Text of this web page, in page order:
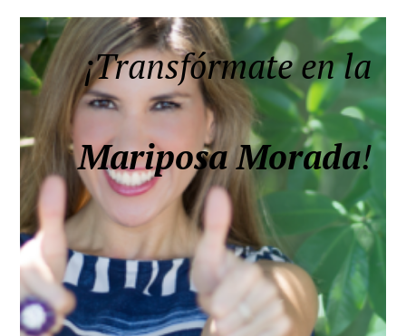
¡Transfórmate en la
Mariposa Morada!